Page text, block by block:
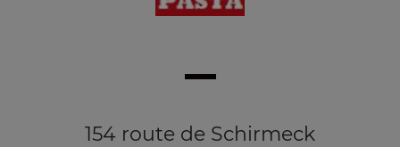
154 route de Schirmeck